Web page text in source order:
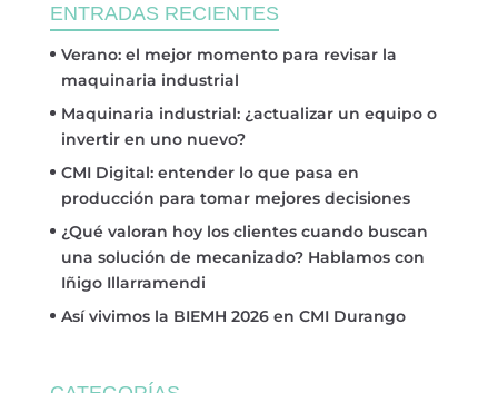
ENTRADAS RECIENTES
Verano: el mejor momento para revisar la
maquinaria industrial
Maquinaria industrial: ¿actualizar un equipo o
invertir en uno nuevo?
CMI Digital: entender lo que pasa en
producción para tomar mejores decisiones
¿Qué valoran hoy los clientes cuando buscan
una solución de mecanizado? Hablamos con
Iñigo Illarramendi
Así vivimos la BIEMH 2026 en CMI Durango